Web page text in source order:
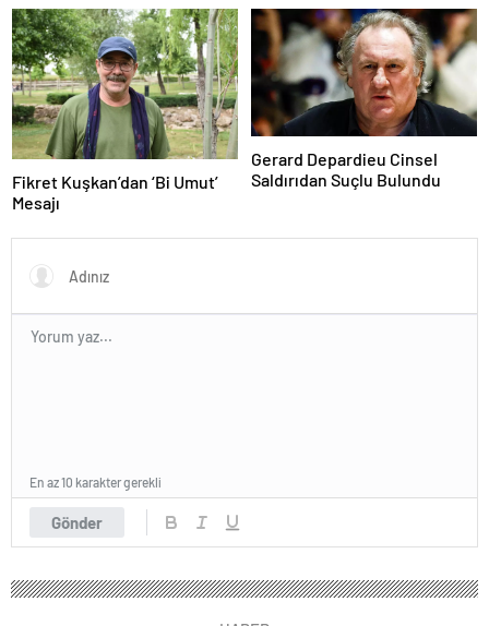
Fikret Kuşkan’dan ‘Bi Umut’
Mesajı
Gerard Depardieu Cinsel
Saldırıdan Suçlu Bulundu
Gönder
En az 10 karakter gerekli